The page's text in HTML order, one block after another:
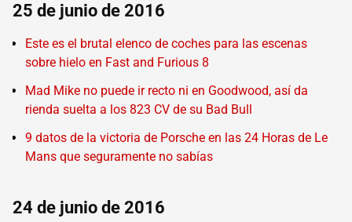
25 de junio de 2016
Este es el brutal elenco de coches para las escenas
sobre hielo en Fast and Furious 8
Mad Mike no puede ir recto ni en Goodwood, así da
rienda suelta a los 823 CV de su Bad Bull
9 datos de la victoria de Porsche en las 24 Horas de Le
Mans que seguramente no sabías
24 de junio de 2016